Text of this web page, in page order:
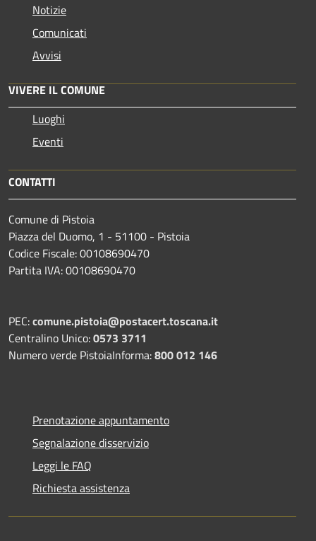
Notizie
Comunicati
Avvisi
VIVERE IL COMUNE
Luoghi
Eventi
CONTATTI
Comune di Pistoia
Piazza del Duomo, 1 - 51100 - Pistoia
Codice Fiscale: 00108690470
Partita IVA: 00108690470
PEC:comune.pistoia@postacert.toscana.it
Centralino Unico:0573 3711
Numero verde PistoiaInforma:800 012 146
Prenotazione appuntamento
Segnalazione disservizio
Leggi le FAQ
Richiesta assistenza